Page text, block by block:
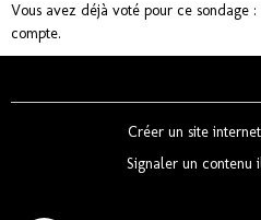
Vous avez déjà voté pour ce sondage
compte.
Créer un site
Signaler un contenu